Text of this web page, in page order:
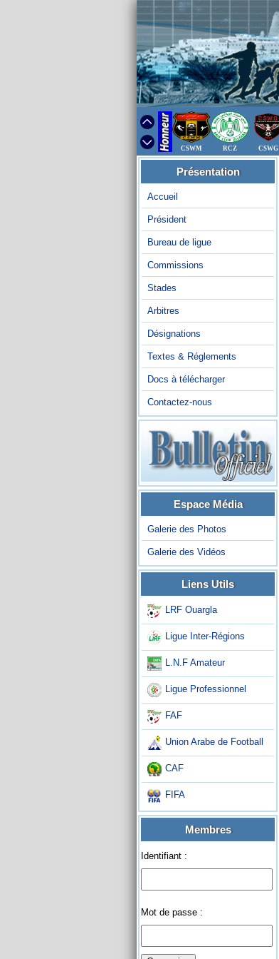
CSWM RCZ CSWG
Présentation
Accueil
Président
Bureau de ligue
Commissions
Stades
Arbitres
Désignations
Textes & Réglements
Docs à télécharger
Contactez-nous
Espace Média
Galerie des Photos
Galerie des Vidéos
Liens Utils
LRF Ouargla
Ligue Inter-Régions
L.N.F Amateur
Ligue Professionnel
FAF
Union Arabe de Football
CAF
FIFA
Membres
Identifiant :
Mot de passe :